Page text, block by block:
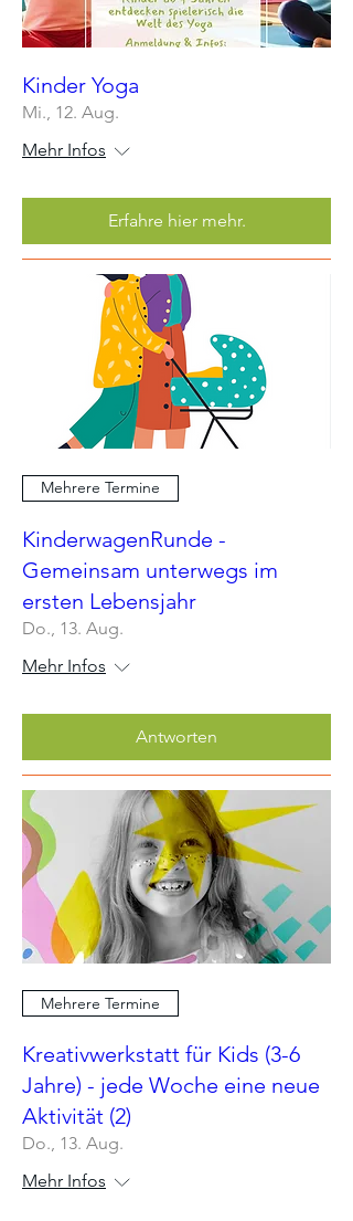
Kinder Yoga
Mi., 12. Aug.
Mehr Infos
Erfahre hier mehr.
Mehrere Termine
KinderwagenRunde -
Gemeinsam unterwegs im
ersten Lebensjahr
Do., 13. Aug.
Mehr Infos
Antworten
Mehrere Termine
Kreativwerkstatt für Kids (3-6
Jahre) - jede Woche eine neue
Aktivität (2)
Do., 13. Aug.
Mehr Infos